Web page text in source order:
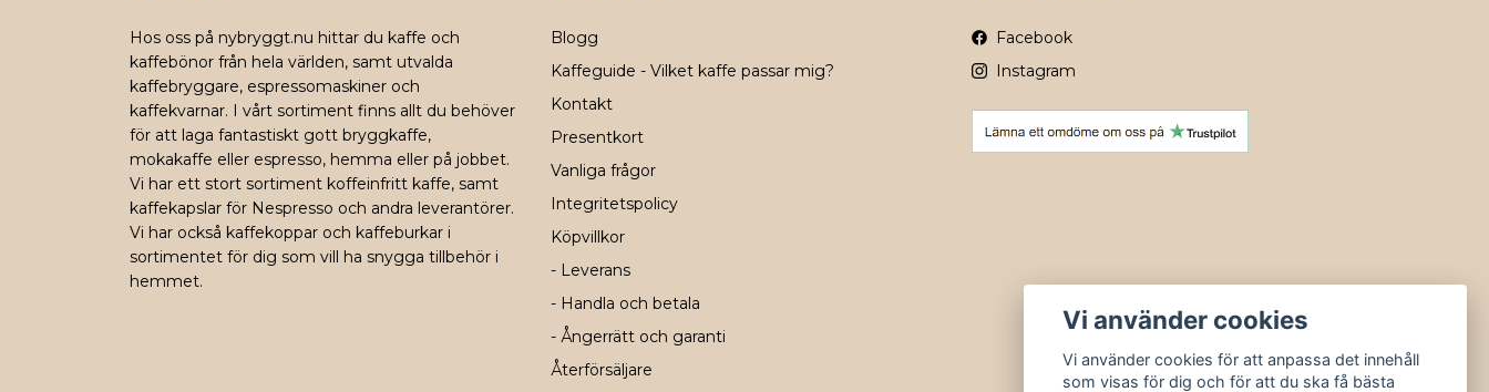
Hos oss på nybryggt.nu hittar du kaffe och
kaffebönor från hela världen, samt utvalda
kaffebryggare, espressomaskiner och
kaffekvarnar. I vårt sortiment finns allt du behöver
för att laga fantastiskt gott bryggkaffe,
mokakaffe eller espresso, hemma eller på jobbet.
Vi har ett stort sortiment koffeinfritt kaffe, samt
kaffekapslar för Nespresso och andra leverantörer.
Vi har också kaffekoppar och kaffeburkar i
sortimentet för dig som vill ha snygga tillbehör i
hemmet.
Blogg
Kaffeguide - Vilket kaffe passar mig?
Kontakt
Presentkort
Vanliga frågor
Integritetspolicy
Köpvillkor
- Leverans
- Handla och betala
- Ångerrätt och garanti
Återförsäljare
Facebook
Instagram
Vi använder cookies
Vi använder cookies för att anpassa det innehåll
som visas för dig och för att du ska få bästa